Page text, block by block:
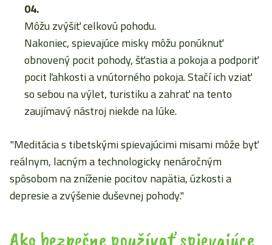
Môžu zvýšiť celkovú pohodu.
Nakoniec, spievajúce misky môžu ponúknuť
obnovený pocit pohody, šťastia a pokoja a podporiť
pocit ľahkosti a vnútorného pokoja. Stačí ich vziať
so sebou na výlet, turistiku a zahrať na tento
zaujímavý nástroj niekde na lúke.
"Meditácia s tibetskými spievajúcimi misami môže byť
reálnym, lacným a technologicky nenáročným
spôsobom na zníženie pocitov napätia, úzkosti a
depresie a zvýšenie duševnej pohody."
Ako bezpečne používať spievajúce